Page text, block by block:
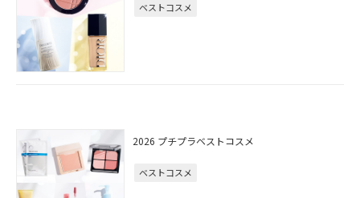
ベストコスメ
2026 プチプラベストコスメ
ベストコスメ